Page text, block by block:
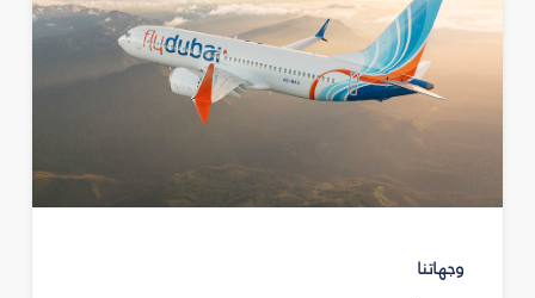
وجهاتنا